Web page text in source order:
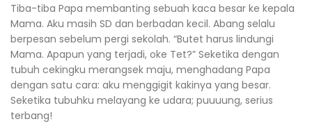
Tiba-tiba Papa membanting sebuah kaca besar ke kepala
Mama. Aku masih SD dan berbadan kecil. Abang selalu
berpesan sebelum pergi sekolah. “Butet harus lindungi
Mama. Apapun yang terjadi, oke Tet?” Seketika dengan
tubuh cekingku merangsek maju, menghadang Papa
dengan satu cara: aku menggigit kakinya yang besar.
Seketika tubuhku melayang ke udara; puuuung, serius
terbang!